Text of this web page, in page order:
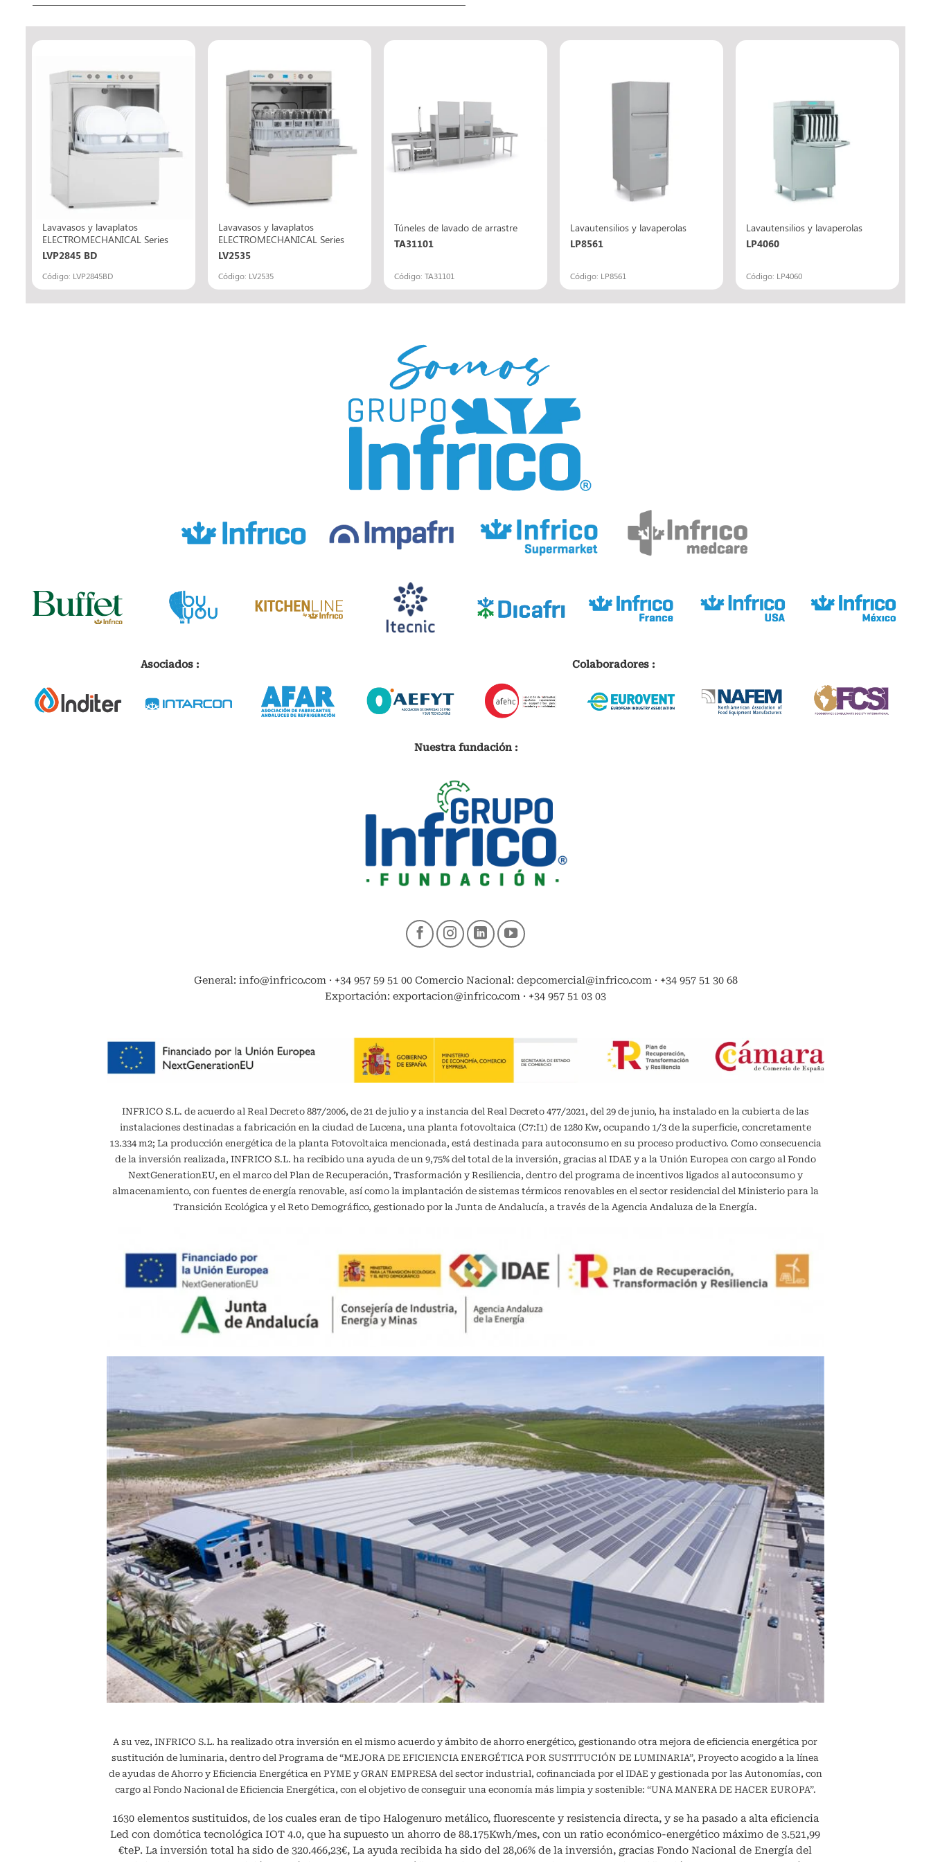
Lavavasos y lavaplatos
ELECTROMECHANICAL Series
LVP2845 BD
Código: LVP2845BD
Lavavasos y lavaplatos
ELECTROMECHANICAL Series
LV2535
Código: LV2535
Túneles de lavado de arrastre
TA31101
Código: TA31101
Lavautensilios y lavaperolas
LP8561
Código: LP8561
Lavautensilios y lavaperolas
LP4060
Código: LP4060
Asociados : Colaboradores :
Nuestra fundación :
General: info@infrico.com · +34 957 59 51 00 Comercio Nacional: depcomercial@infrico.com · +34 957 51 30 68
Exportación: exportacion@infrico.com · +34 957 51 03 03
INFRICO S.L. de acuerdo al Real Decreto 887/2006, de 21 de julio y a instancia del Real Decreto 477/2021, del 29 de junio, ha instalado en la cubierta de las
instalaciones destinadas a fabricación en la ciudad de Lucena, una planta fotovoltaica (C7:I1) de 1280 Kw, ocupando 1/3 de la superficie, concretamente
13.334 m2; La producción energética de la planta Fotovoltaica mencionada, está destinada para autoconsumo en su proceso productivo. Como consecuencia
de la inversión realizada, INFRICO S.L. ha recibido una ayuda de un 9,75% del total de la inversión, gracias al IDAE y a la Unión Europea con cargo al Fondo
NextGenerationEU, en el marco del Plan de Recuperación, Trasformación y Resiliencia, dentro del programa de incentivos ligados al autoconsumo y
almacenamiento, con fuentes de energía renovable, así como la implantación de sistemas térmicos renovables en el sector residencial del Ministerio para la
Transición Ecológica y el Reto Demográfico, gestionado por la Junta de Andalucía, a través de la Agencia Andaluza de la Energía.
A su vez, INFRICO S.L. ha realizado otra inversión en el mismo acuerdo y ámbito de ahorro energético, gestionando otra mejora de eficiencia energética por
sustitución de luminaria, dentro del Programa de “MEJORA DE EFICIENCIA ENERGÉTICA POR SUSTITUCIÓN DE LUMINARIA”, Proyecto acogido a la línea
de ayudas de Ahorro y Eficiencia Energética en PYME y GRAN EMPRESA del sector industrial, cofinanciada por el IDAE y gestionada por las Autonomías, con
cargo al Fondo Nacional de Eficiencia Energética, con el objetivo de conseguir una economía más limpia y sostenible: “UNA MANERA DE HACER EUROPA”.
1630 elementos sustituidos, de los cuales eran de tipo Halogenuro metálico, fluorescente y resistencia directa, y se ha pasado a alta eficiencia
Led con domótica tecnológica IOT 4.0, que ha supuesto un ahorro de 88.175Kwh/mes, con un ratio económico-energético máximo de 3.521,99
€teP. La inversión total ha sido de 320.466,23€, La ayuda recibida ha sido del 28,06% de la inversión, gracias Fondo Nacional de Energía del